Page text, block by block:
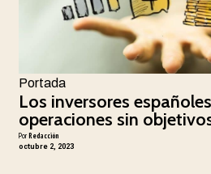
Portada
Los inversores
operaciones sin
PorRedacción
octubre 2, 2023